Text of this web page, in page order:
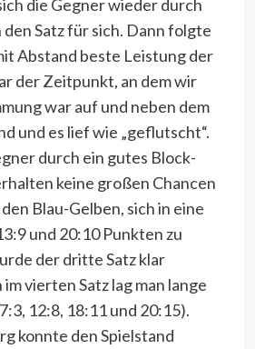
die Gegner wieder durch
Satz für sich. Dann folgte
Abstand beste Leistung der
der Zeitpunkt, an dem wir
war auf und neben dem
und es lief wie „geflutscht“.
durch ein gutes Block-
keine großen Chancen
Blau-Gelben, sich in eine
und 20:10 Punkten zu
der dritte Satz klar
vierten Satz lag man lange
12:8, 18:11 und 20:15).
konnte den Spielstand